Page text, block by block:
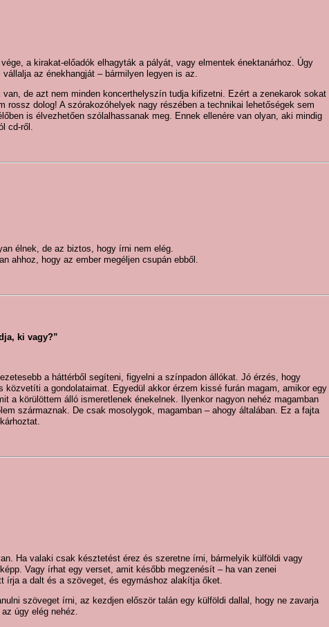
a kirakat-előadók elhagyták a pályát, vagy elmentek énektanárhoz. Úgy
az énekhangját – bármilyen legyen is az.
van, de azt nem minden koncerthelyszín tudja kifizetni. Ezért a zenekarok sokat
rossz dolog! A szórakozóhelyek nagy részében a technikai lehetőségek sem
is élvezhetően szólalhassanak meg. Ennek ellenére van olyan, aki mindig
cd-ről.
élnek, de az biztos, hogy írni nem elég.
ahhoz, hogy az ember megéljen csupán ebből.
ki vagy?”
a háttérből segíteni, figyelni a színpadon állókat. Jó érzés, hogy
közvetíti a gondolataimat. Egyedül akkor érzem kissé furán magam, amikor egy
a körülöttem álló ismeretlenek énekelnek. Ilyenkor nagyon nehéz magamban
származnak. De csak mosolygok, magamban – ahogy általában. Ez a fajta
Ha valaki csak késztetést érez és szeretne írni, bármelyik külföldi vagy
Vagy írhat egy verset, amit később megzenésít – ha van zenei
írja a dalt és a szöveget, és egymáshoz alakítja őket.
szöveget írni, az kezdjen először talán egy külföldi dallal, hogy ne zavarja
úgy elég nehéz.